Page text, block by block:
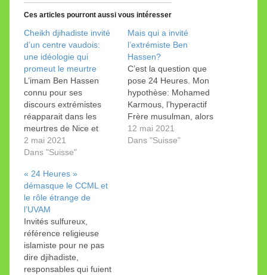
Ces articles pourront aussi vous intéresser
Cheikh djihadiste invité
d’un centre vaudois:
une idéologie qui
promeut le meurtre
L’imam Ben Hassen
connu pour ses
discours extrémistes
réapparait dans les
meurtres de Nice et
Rambouillet. Comme je
l’avais indiqué dans un
Centre culturel
musulman de Lausanne
(CCML) a invité en
2015 et 2018 l’imam
Béchir Ben Hassen qui
s’est fait remarquer en
France pour son
approbation…
2 mai 2021
Dans "Suisse"
Mais qui a invité
l’extrémiste Ben
Hassen?
C’est la question que
pose 24 Heures. Mon
hypothèse: Mohamed
Karmous, l’hyperactif
Frère musulman, alors
président du centre. 24
Heures de mercredi
12 mai 2021
Dans "Suisse"
« 24 Heures »
démasque le CCML et
le rôle étrange de
l’UVAM
Invités sulfureux,
référence religieuse
islamiste pour ne pas
dire djihadiste,
responsables qui fuient